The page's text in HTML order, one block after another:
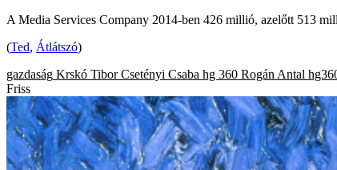
A Media Services Company 2014-ben 426 millió, azelőtt 513
(Ted, Átlátszó)
gazdaság Krskó Tibor Csetényi Csaba hg 360 Rogán Antal
Friss